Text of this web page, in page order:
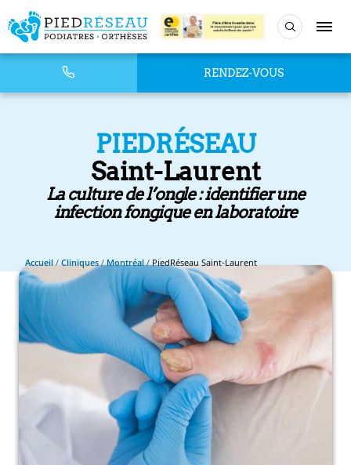
RENDEZ-VOUS
PIEDRÉSEAU
Saint-Laurent
La culture de l’ongle : identifier une
infection fongique en laboratoire
Accueil/Cliniques/Montréal/PiedRéseau Saint-Laurent